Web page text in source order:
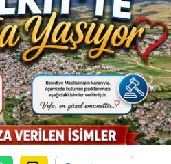
Erzurum
Eskişehir
Gaziantep
Giresun
Gümüşhane
Hakkari